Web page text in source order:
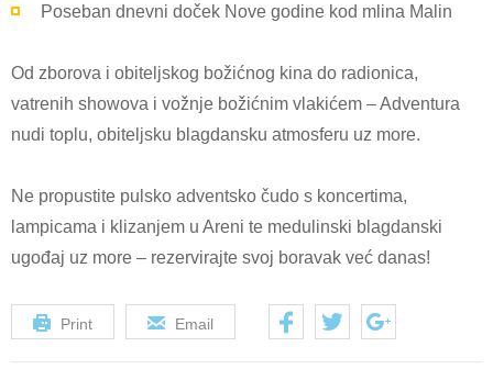
Poseban dnevni doček Nove godine kod mlina Malin
Od zborova i obiteljskog božićnog kina do radionica,
vatrenih showova i vožnje božićnim vlakićem – Adventura
nudi toplu, obiteljsku blagdansku atmosferu uz more.
Ne propustite pulsko adventsko čudo s koncertima,
lampicama i klizanjem u Areni te medulinski blagdanski
ugođaj uz more – rezervirajte svoj boravak već danas!
Print Email